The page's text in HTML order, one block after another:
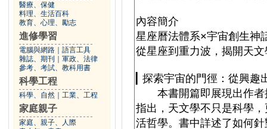
醫療、保健
料理、生活百科
教育、心理、勵志
進修學習
電腦與網路
語言工具
雜誌、期刊
軍政、法律
參考、考試、教科用書
科學工程
科學、自然 工業、工程
家庭親子
家庭、親子、人際